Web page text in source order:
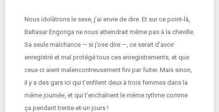
Nous idolâtrons le sexe, j’ai envie de dire. Et sur ce point-là,
Baltasar Engonga ne nous atteindrait même pas à la cheville.
Sa seule malchance — si j’ose dire —, ce serait d’avoir
enregistré et mal protégé tous ces enregistrements, et que
ceux-ci aient malencontreusement fini par fuiter. Mais sinon,
il y a des gars ici qui t’enfilent deux à trois femmes dans la
même journée, et qui t’enchaînent le même rythme comme
ça pendant trente-et-un jours !